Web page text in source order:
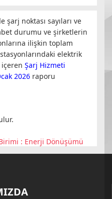
noktası sayıları ve
durumu ve şirketlerin
ilişkin toplam
elektrik
Şarj Hizmeti
2026 raporu
: Enerji Dönüşümü